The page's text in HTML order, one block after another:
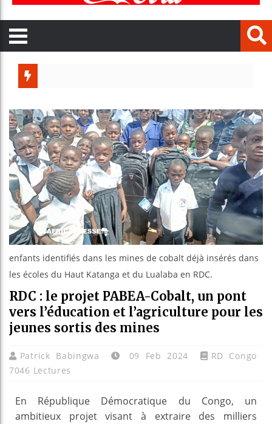
Guinée
Bénin :
enfants identifiés dans les mines de cobalt déjà insérés dans
les écoles du Haut Katanga et du Lualaba en RDC.
RDC : le projet PABEA-Cobalt, un pont
vers l’éducation et l’agriculture pour les
jeunes sortis des mines
Patrick Babingwa 09 Feb 2024
RD Congo
7046 Lectures
En République Démocratique du Congo, un
ambitieux projet visant à extraire des milliers